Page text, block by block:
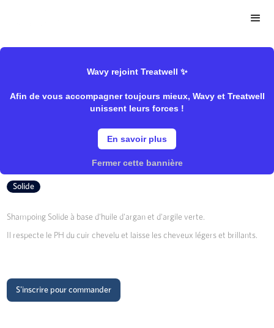
Wavy rejoint Treatwell ✨
Afin de vous accompagner toujours mieux, Wavy et Treatwell
unissent leurs forces !
En savoir plus
Fermer cette bannière
Shampooing Tout Nu
Solide
Shampoing Solide à base d'huile d'argan et d'argile verte.
Il respecte le PH du cuir chevelu et laisse les cheveux légers et brillants.
S'inscrire pour commander